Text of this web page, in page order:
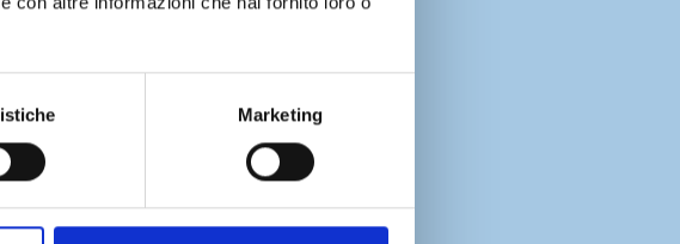
Marketing
di 15 minuti
Ora